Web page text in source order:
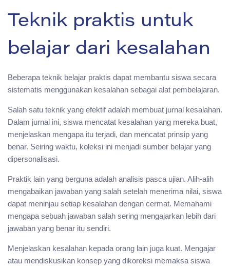
Teknik praktis untuk
belajar dari kesalahan
Beberapa teknik belajar praktis dapat membantu siswa secara
sistematis menggunakan kesalahan sebagai alat pembelajaran.
Salah satu teknik yang efektif adalah membuat jurnal kesalahan.
Dalam jurnal ini, siswa mencatat kesalahan yang mereka buat,
menjelaskan mengapa itu terjadi, dan mencatat prinsip yang
benar. Seiring waktu, koleksi ini menjadi sumber belajar yang
dipersonalisasi.
Praktik lain yang berguna adalah analisis pasca ujian. Alih-alih
mengabaikan jawaban yang salah setelah menerima nilai, siswa
dapat meninjau setiap kesalahan dengan cermat. Memahami
mengapa sebuah jawaban salah sering mengajarkan lebih dari
jawaban yang benar itu sendiri.
Menjelaskan kesalahan kepada orang lain juga kuat. Mengajar
atau mendiskusikan konsep yang dikoreksi memaksa siswa